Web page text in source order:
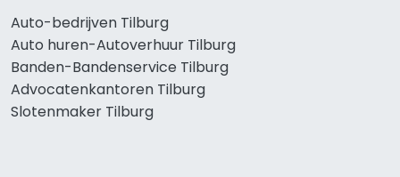
Auto-bedrijven Tilburg
Auto huren-Autoverhuur Tilburg
Banden-Bandenservice Tilburg
Advocatenkantoren Tilburg
Slotenmaker Tilburg